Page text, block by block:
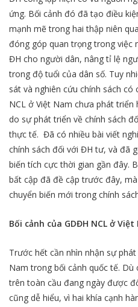
ứng. Bối cảnh đó đã tạo điều
mạnh mẽ trong hai thập niên
đóng góp quan trọng trong việc
ĐH cho người dân, nâng tỉ lệ
trong độ tuổi của dân số. Tuy
sát và nghiên cứu chính sách
NCL ở Việt Nam chưa phát
do sự phát triển về chính sách
thực tế. Đã có nhiều bài viết
chính sách đối với ĐH tư, và đã
biến tích cực thời gian gần đây.
bất cập đã đề cập trước đây,
chuyển biến mới trong chính
Bối cảnh của GDĐH NCL ở Việt
Trước hết cần nhìn nhận sự
Nam trong bối cảnh quốc tế.
trên toàn cầu đang ngày được
cũng dễ hiểu, vì hai khía cạnh